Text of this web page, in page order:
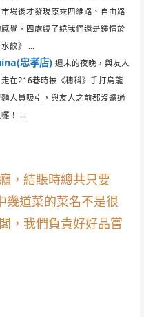
場後才發現原來四維路、自由路
覺，四處繞了繞我們還是鍾情於
餃》 ...
忠孝店) 週末的夜晚，與友人
在216巷時被《穗科》手打烏龍
人員吸引，與友人之前都沒聽過
！ ...
，結賬時總共只要
幾道菜的菜名不是很
，我們負責好好品嘗